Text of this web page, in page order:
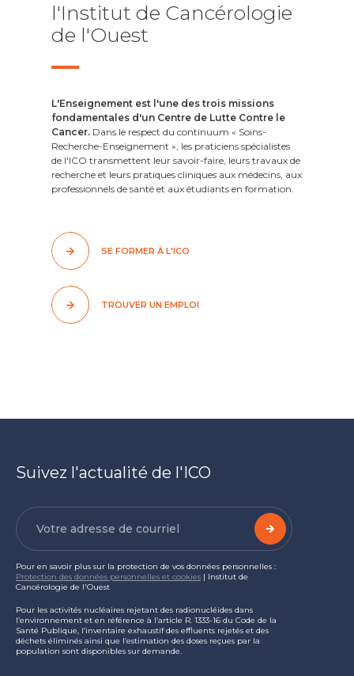
l'Institut de Cancérologie
de l'Ouest
L'Enseignement est l'une des trois missions
fondamentales d'un Centre de Lutte Contre le
Cancer. Dans le respect du continuum « Soins-
Recherche-Enseignement », les praticiens spécialistes
de l'ICO transmettent leur savoir-faire, leurs travaux de
recherche et leurs pratiques cliniques aux médecins, aux
professionnels de santé et aux étudiants en formation.
SE FORMER À L'ICO
TROUVER UN EMPLOI
Suivez l'actualité de l'ICO
Pour en savoir plus sur la protection de vos données personnelles :
Protection des données personnelles et cookies | Institut de
Cancérologie de l'Ouest
Pour les activités nucléaires rejetant des radionucléides dans
l’environnement et en référence à l’article R. 1333-16 du Code de la
Santé Publique, l’inventaire exhaustif des effluents rejetés et des
déchets éliminés ainsi que l’estimation des doses reçues par la
population sont disponibles sur demande.